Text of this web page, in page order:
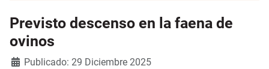
Previsto descenso en la faena de
ovinos
Detalles
Publicado: 29 Diciembre 2025